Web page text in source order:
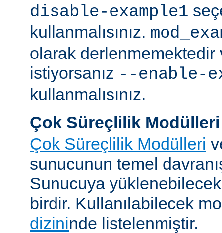
disable-example1
kullanmalısınız.
olarak derlenmemektedir
istiyorsanız --enable-
kullanmalısınız.
Çok Süreçlilik Modülleri
Çok Süreçlilik Modülleri
sunucunun temel
Sunucuya yüklenebilecek
birdir. Kullanılabilecek
dizininde listelenmiştir.